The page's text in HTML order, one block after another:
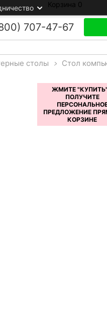
Корзина 0
707-47-67
столы > Стол